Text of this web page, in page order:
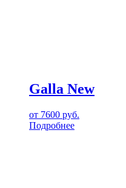
Galla New
от 7600 руб.
Подробнее